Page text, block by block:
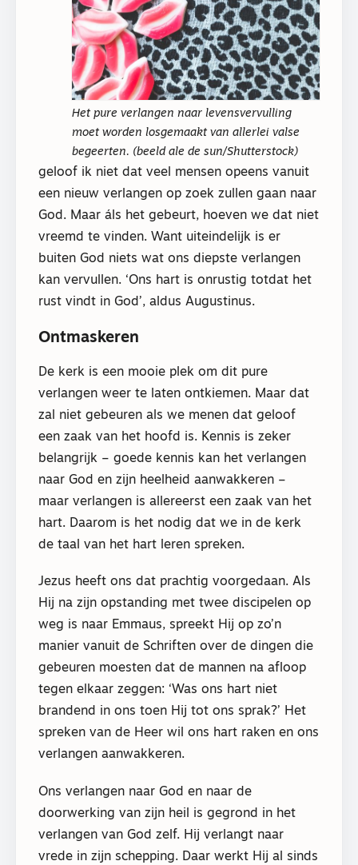
Het pure verlangen naar levensvervulling
moet worden losgemaakt van allerlei valse
begeerten. (beeld ale de sun/Shutterstock)
geloof ik niet dat veel mensen opeens vanuit
een nieuw verlangen op zoek zullen gaan naar
God. Maar áls het gebeurt, hoeven we dat niet
vreemd te vinden. Want uiteindelijk is er
buiten God niets wat ons diepste verlangen
kan vervullen. ‘Ons hart is onrustig totdat het
rust vindt in God’, aldus Augustinus.
Ontmaskeren
De kerk is een mooie plek om dit pure
verlangen weer te laten ontkiemen. Maar dat
zal niet gebeuren als we menen dat geloof
een zaak van het hoofd is. Kennis is zeker
belangrijk – goede kennis kan het verlangen
naar God en zijn heelheid aanwakkeren –
maar verlangen is allereerst een zaak van het
hart. Daarom is het nodig dat we in de kerk
de taal van het hart leren spreken.
Jezus heeft ons dat prachtig voorgedaan. Als
Hij na zijn opstanding met twee discipelen op
weg is naar Emmaus, spreekt Hij op zo’n
manier vanuit de Schriften over de dingen die
gebeuren moesten dat de mannen na afloop
tegen elkaar zeggen: ‘Was ons hart niet
brandend in ons toen Hij tot ons sprak?’ Het
spreken van de Heer wil ons hart raken en ons
verlangen aanwakkeren.
Ons verlangen naar God en naar de
doorwerking van zijn heil is gegrond in het
verlangen van God zelf. Hij verlangt naar
vrede in zijn schepping. Daar werkt Hij al sinds